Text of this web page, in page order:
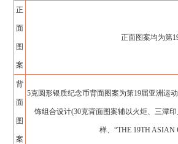
正
面
图
案
正面图案均为第
背
面
图
案
5克圆形银质纪念币背面图案为第19届亚洲运
饰组合设计(30克背面图案辅以火炬、三潭
样、“THE 19TH